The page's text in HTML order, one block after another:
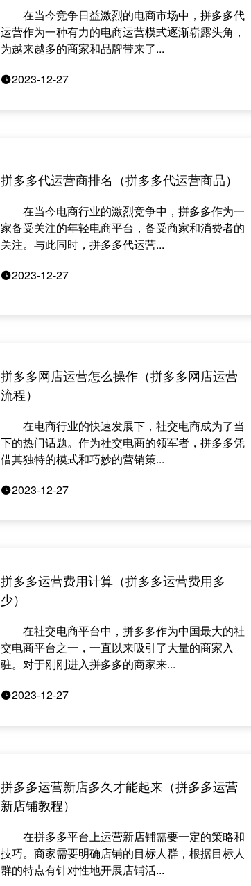
在当今竞争日益激烈的电商市场中，拼多多代
运营作为一种有力的电商运营模式逐渐崭露头角，
为越来越多的商家和品牌带来了...
2023-12-27
拼多多代运营商排名（拼多多代运营商品）
在当今电商行业的激烈竞争中，拼多多作为一
家备受关注的年轻电商平台，备受商家和消费者的
关注。与此同时，拼多多代运营...
2023-12-27
拼多多网店运营怎么操作（拼多多网店运营
流程）
在电商行业的快速发展下，社交电商成为了当
下的热门话题。作为社交电商的领军者，拼多多凭
借其独特的模式和巧妙的营销策...
2023-12-27
拼多多运营费用计算（拼多多运营费用多
少）
在社交电商平台中，拼多多作为中国最大的社
交电商平台之一，一直以来吸引了大量的商家入
驻。对于刚刚进入拼多多的商家来...
2023-12-27
拼多多运营新店多久才能起来（拼多多运营
新店铺教程）
在拼多多平台上运营新店铺需要一定的策略和
技巧。商家需要明确店铺的目标人群，根据目标人
群的特点有针对性地开展店铺活...